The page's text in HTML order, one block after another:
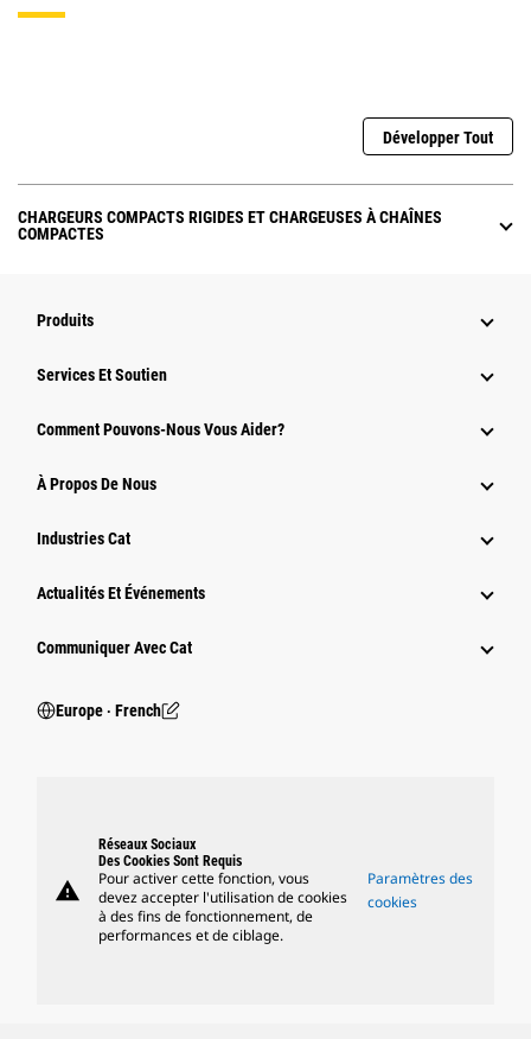
Développer Tout
CHARGEURS COMPACTS RIGIDES ET CHARGEUSES À CHAÎNES
COMPACTES
Produits
Services Et Soutien
Comment Pouvons-Nous Vous Aider?
À Propos De Nous
Industries Cat
Actualités Et Événements
Communiquer Avec Cat
Europe ‧ French
warning
Réseaux Sociaux
Des Cookies Sont Requis
Pour activer cette fonction, vous
devez accepter l'utilisation de cookies
à des fins de fonctionnement, de
performances et de ciblage.
Paramètres des
cookies